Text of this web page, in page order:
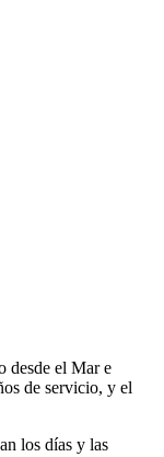
desde el Mar e
de servicio, y el
los días y las